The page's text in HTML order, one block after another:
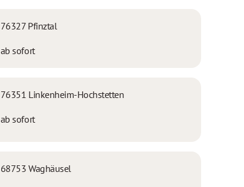
76327 Pfinztal
ab sofort
76351 Linkenheim-Hochstetten
ab sofort
68753 Waghäusel